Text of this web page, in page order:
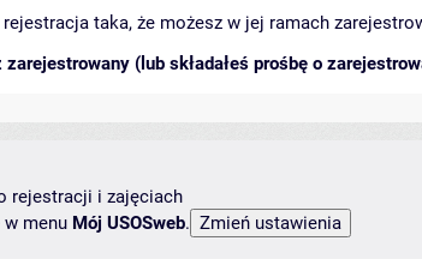
taka, że możesz w jej ramach
(lub składałeś prośbę o
rejestracji i zajęciach
menu Mój USOSweb.